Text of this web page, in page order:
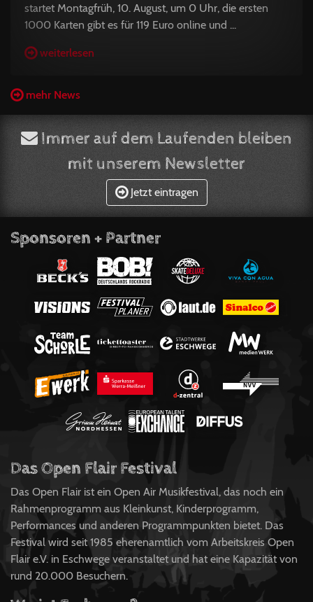
startet Montagfrüh, 10. August, um 0 Uhr, die ersten
1000 Karten gibt es für 119 Euro online und ...
weiterlesen
mehr News
Immer auf dem Laufenden bleiben
mit unserem Newsletter
Jetzt eintragen
Sponsoren + Partner
Das Open Flair Festival
Das Open Flair ist ein Open Air Musikfestival, das noch ein
Rahmenprogramm aus Kleinkunst, Kinderprogramm,
Performances und anderen Programmpunkten bietet. Das
Festival wird seit 1985 eherenamtlich vom Arbeitskreis Open
Flair e.V. in Eschwege veranstaltet und hat eine Kapazität von
rund 20.000 Besuchern.